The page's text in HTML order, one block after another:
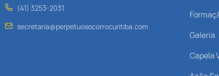
(41) 3253-2031
secretaria@perpetuosocorrocuritiba.com
Galeria
Capela